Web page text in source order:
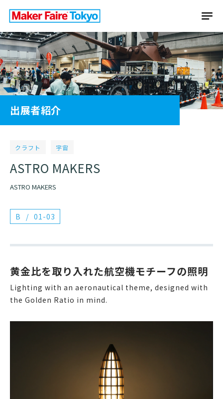
出展者紹介
クラフト 宇宙
ASTRO MAKERS
ASTRO MAKERS
B 01-03
黄金比を取り入れた航空機モチーフの照明
Lighting with an aeronautical theme, designed with
the Golden Ratio in mind.